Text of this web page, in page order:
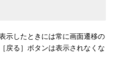
示したときには常に画面遷移の
戻る］ボタンは表示されなくな